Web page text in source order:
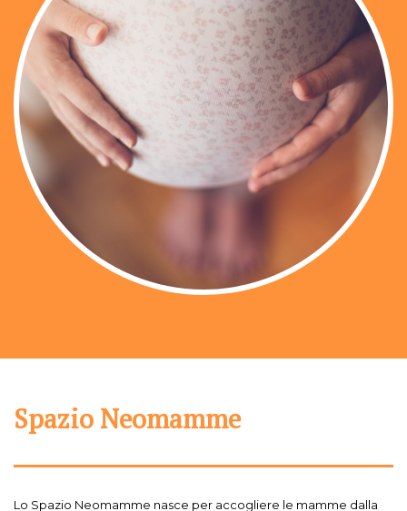
Spazio Neomamme
Lo Spazio Neomamme nasce per accogliere le mamme dalla